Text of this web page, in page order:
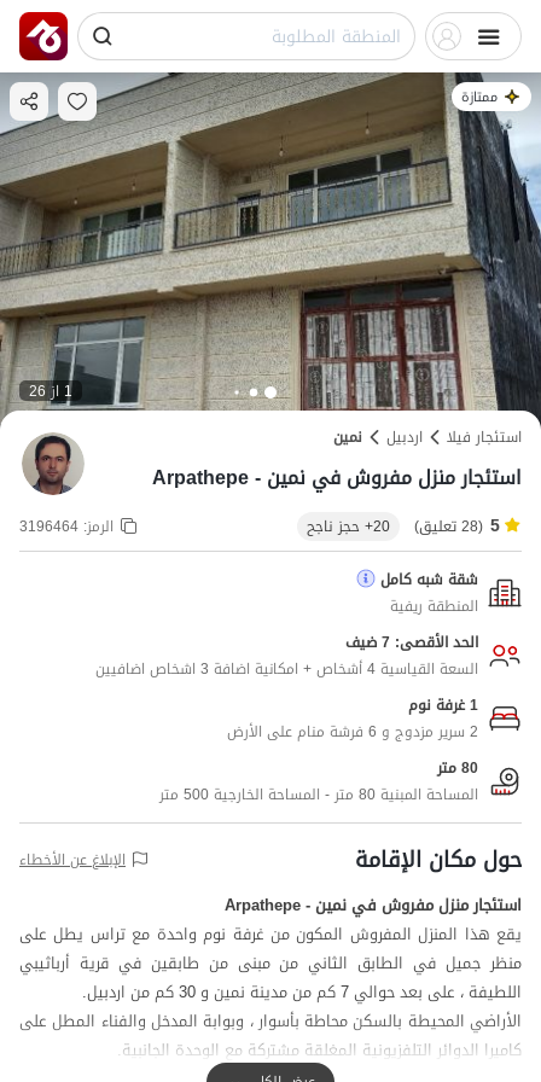
ممتازة
1 از 26
استئجار فيلا
اردبیل نمین
استئجار منزل مفروش في نمین - Arpathepe
5 (28 تعليق) 20+ حجز ناجح الرمز: 3196464
شقة شبه كامل
المنطقة ريفية
الحد الأقصى: 7 ضيف
السعة القياسية 4 أشخاص + امكانية اضافة 3 اشخاص اضافيين
1 غرفة نوم
2 سرير مزدوج و 6 فرشة منام على الأرض
80 متر
المساحة المبنية 80 متر - المساحة الخارجية 500 متر
حول مكان الإقامة الإبلاغ عن الأخطاء
استئجار منزل مفروش في نمین - Arpathepe
يقع هذا المنزل المفروش المكون من غرفة نوم واحدة مع تراس يطل على
منظر جميل في الطابق الثاني من مبنى من طابقين في قرية أرباثيبي
اللطيفة ، على بعد حوالي 7 كم من مدينة نمین و 30 كم من اردبيل.
الأراضي المحيطة بالسكن محاطة بأسوار ، وبوابة المدخل والفناء المطل على
كاميرا الدوائر التلفزيونية المغلقة مشتركة مع الوحدة الجانبية.